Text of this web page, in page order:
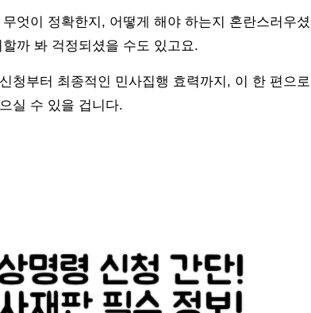
엇이 정확한지, 어떻게 해야 하는지 혼란스러우
까 봐 걱정되셨을 수도 있고요.
청부터 최종적인 민사집행 효력까지, 이 한 편으
실 수 있을 겁니다.